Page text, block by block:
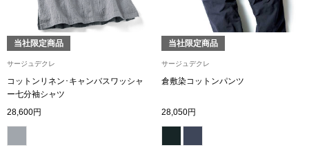
ランド
集
ビー
その他
ウオッチ／ア
当社限定商品
サージュデクレ
コットンリネン･キャンバスワッシャ
ー七分袖シャツ
28,600円
当社限定商品
サージュデクレ
倉敷染コットンパンツ
28,050円